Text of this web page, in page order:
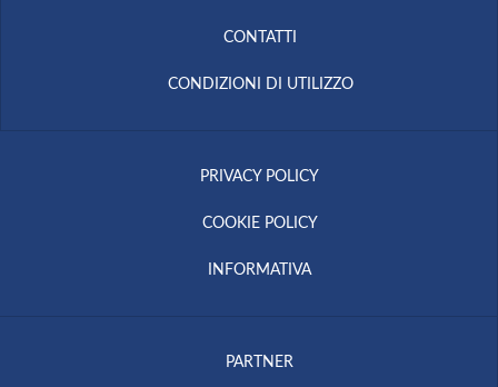
CONTATTI
CONDIZIONI DI UTILIZZO
PRIVACY POLICY
COOKIE POLICY
INFORMATIVA
PARTNER